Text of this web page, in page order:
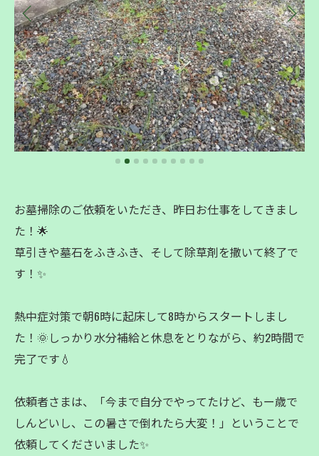
お墓掃除のご依頼をいただき、昨日お仕事をしてきまし
た！🌟
草引きや墓石をふきふき、そして除草剤を撒いて終了で
す！✨
熱中症対策で朝6時に起床して8時からスタートしまし
た！🌞しっかり水分補給と休息をとりながら、約2時間で
完了です💧
依頼者さまは、「今まで自分でやってたけど、もー歳で
しんどいし、この暑さで倒れたら大変！」ということで
依頼してくださいました✨